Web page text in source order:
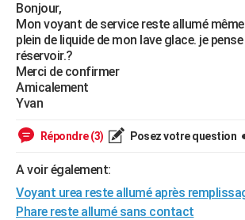
Essais
Réserver un essai
Citadines
Berlines
SUV
Forum auto
+HIGH-TECH
Mobiles
Meilleur smartphone
Internet
Ordinateurs
Jeux vidéo
Guide high-tech
+BRICOLAGE
Forum
Aménagement intérieur
Extérieur
Cuisine
Salle de bains
Jardinage
Rangement
WEEK-END
Art de vivre
Bien-être
Loisirs
Mode
Modes de vie
Alimentation
Guide de la santé
Maladies
Médicaments
Sommeil
Destinations
City break
Voyage nature
Voyage de noces
Forum
Climat
+PHOTO
Bonjour,
Mon voyant de service reste allumé
plein de liquide de mon lave glace. je
réservoir.?
Merci de confirmer
Amicalement
Yvan
Répondre (3) Posez votre question
A voir également:
Voyant urea reste allumé après
Phare reste allumé sans contact